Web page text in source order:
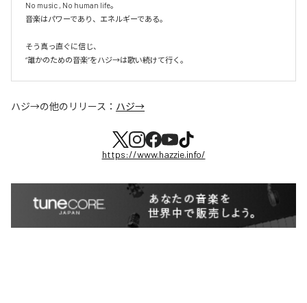
No music , No human life。
音楽はパワーであり、エネルギーである。
そう真っ直ぐに信じ、
ハジ→の他のリリース： ハジ→
https://www.hazzie.info/